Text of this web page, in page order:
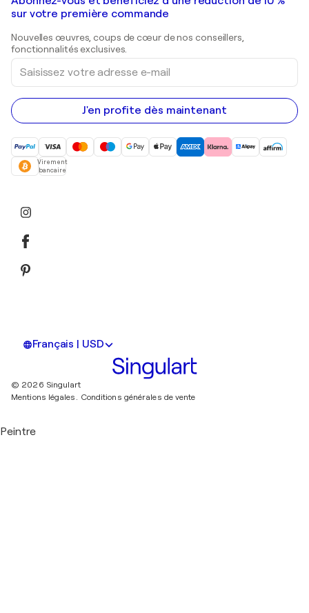
Shepard Fairey
Peintures de paysage
Estampes
Peintures acryliques
Galeries d'art en Belgique
sur votre première commande
Nouvelles œuvres, coups de cœur de nos conseillers,
fonctionnalités exclusives.
Saisissez
votre
adresse
e-
mail
J'en profite dès maintenant
Virement
bancaire
Français | USD
© 2026 Singulart
Mentions légales. Conditions générales de vente
Peintre